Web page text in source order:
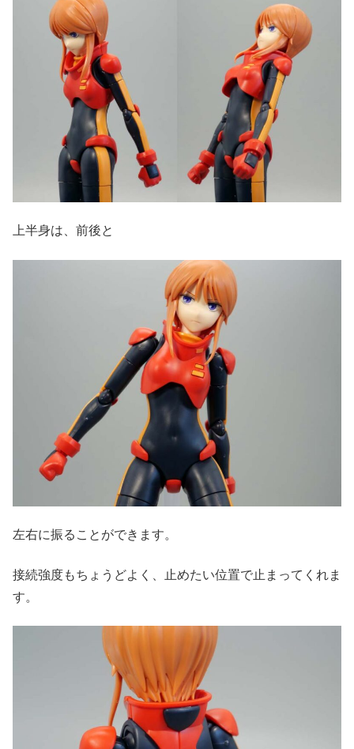
上半身は、前後と
左右に振ることができます。
接続強度もちょうどよく、止めたい位置で止まってくれま
す。